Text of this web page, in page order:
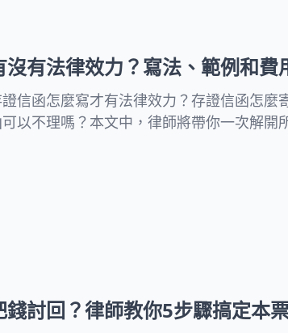
有法律效力？寫法、範例和費
信函怎麼寫才有法律效力？存證信函怎麼
以不理嗎？本文中，律師將帶你一次解開
供你參考！
討回？律師教你5步驟搞定本